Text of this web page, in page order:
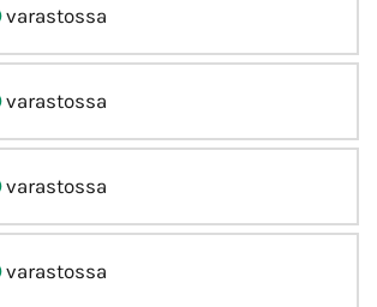
varastossa
varastossa
varastossa
varastossa